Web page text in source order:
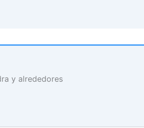
y alrededores